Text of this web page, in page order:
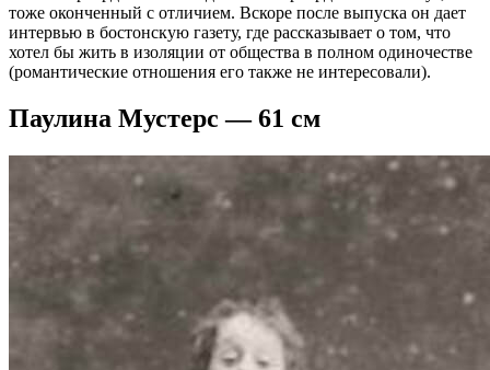
тоже оконченный с отличием. Вскоре после выпуска он дает
интервью в бостонскую газету, где рассказывает о том, что
хотел бы жить в изоляции от общества в полном одиночестве
(романтические отношения его также не интересовали).
Паулина Мустерс — 61 см